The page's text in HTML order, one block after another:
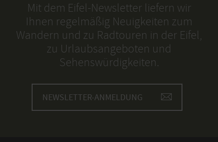
Mit dem Eifel-Newsletter liefern wir
Ihnen regelmäßig Neuigkeiten zum
Wandern und zu Radtouren in der Eifel,
zu Urlaubsangeboten und
Sehenswürdigkeiten.
NEWSLETTER-ANMELDUNG